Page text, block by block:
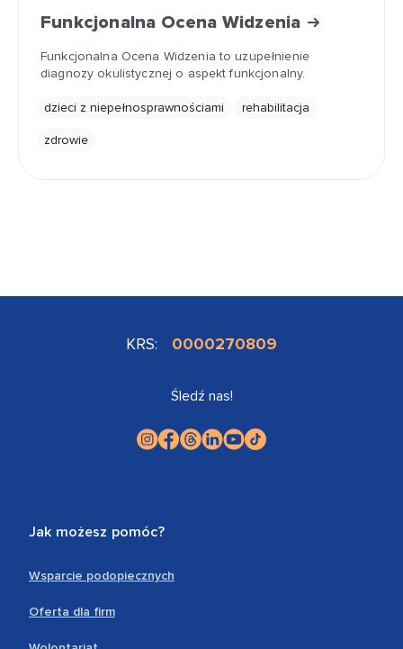
Funkcjonalna Ocena Widzenia
Funkcjonalna Ocena Widzenia to uzupełnienie
diagnozy okulistycznej o aspekt funkcjonalny.
dzieci z niepełnosprawnościami rehabilitacja
zdrowie
KRS: 0000270809
Śledź nas!
Jak możesz pomóc?
Wsparcie podopiecznych
Oferta dla firm